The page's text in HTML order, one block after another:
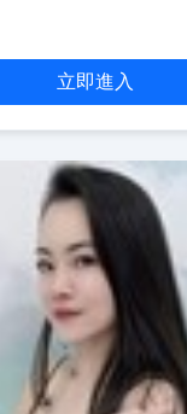
立即進入